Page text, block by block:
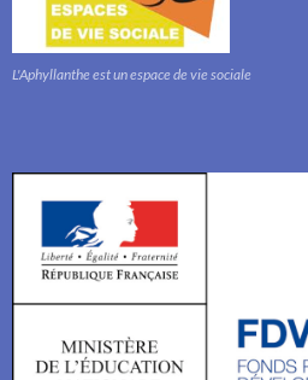
L'Aphyllanthe est un espace de vie sociale